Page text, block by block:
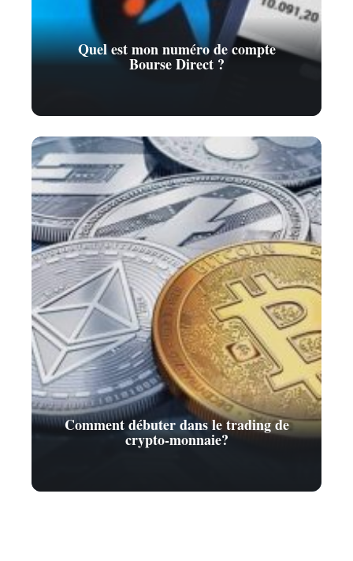
Quel est mon numéro de compte
Bourse Direct ?
Comment débuter dans le trading de
crypto-monnaie?